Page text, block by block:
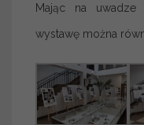
Mając na uwadze
wystawę można